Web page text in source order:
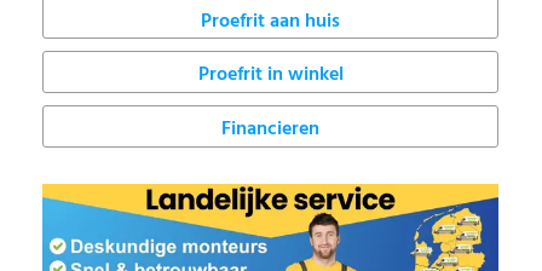
Proefrit in winkel
Financieren